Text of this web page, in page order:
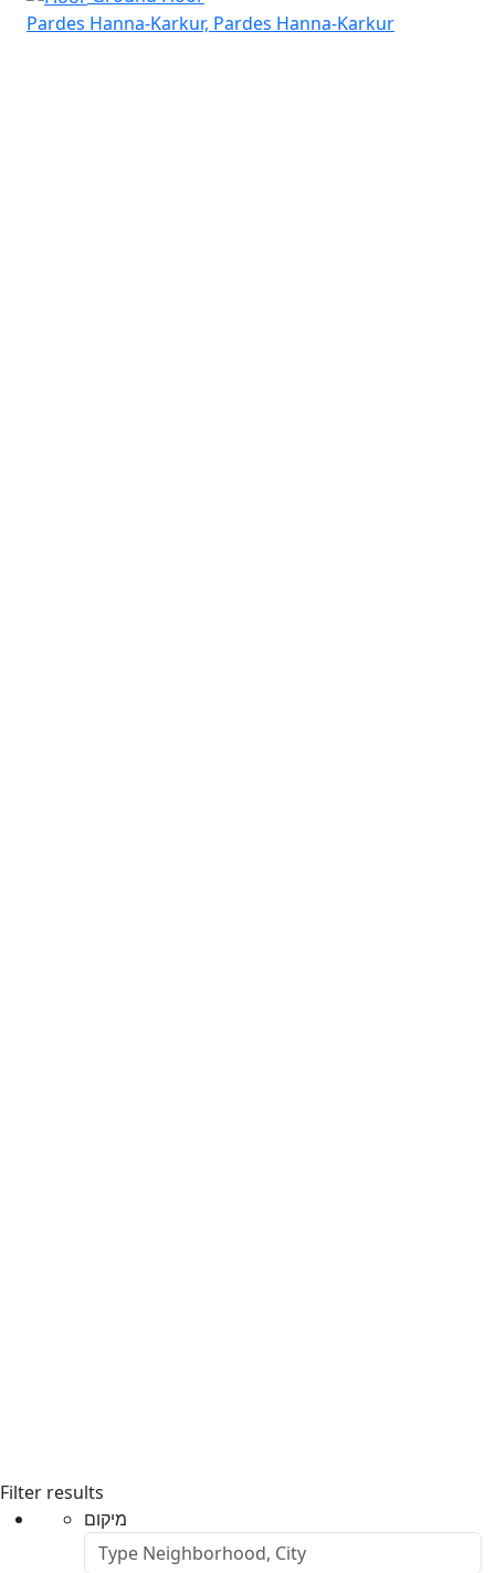
Pardes Hanna-Karkur, Pardes Hanna-Karkur
Filter results
מיקום